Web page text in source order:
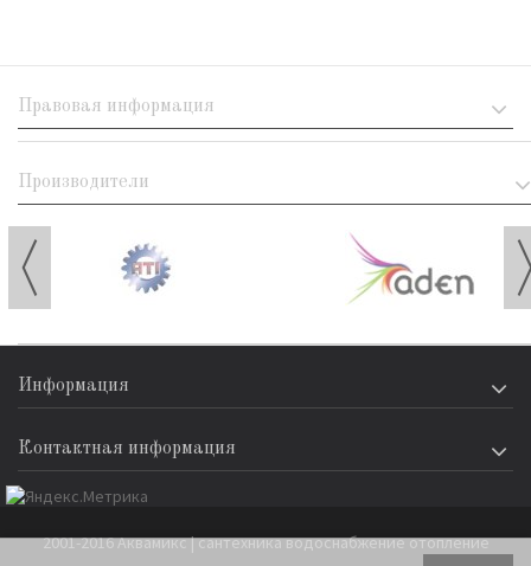
Правовая информация
Производители
Информация
Контактная информация
2001-2016 Аквамикс | сантехника водоснабжение отопление